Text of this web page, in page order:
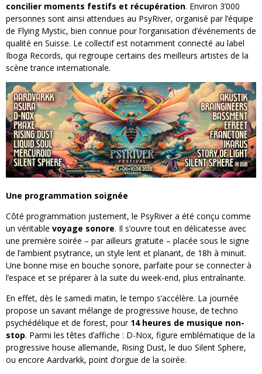
concilier moments festifs et récupération. Environ 3’000
personnes sont ainsi attendues au PsyRiver, organisé par l’équipe
de Flying Mystic, bien connue pour l’organisation d’événements de
qualité en Suisse. Le collectif est notamment connecté au label
Iboga Records, qui regroupe certains des meilleurs artistes de la
scène trance internationale.
Une programmation soignée
Côté programmation justement, le PsyRiver a été conçu comme
un véritable voyage sonore. Il s’ouvre tout en délicatesse avec
une première soirée – par ailleurs gratuite – placée sous le signe
de l’ambient psytrance, un style lent et planant, de 18h à minuit.
Une bonne mise en bouche sonore, parfaite pour se connecter à
l’espace et se préparer à la suite du week-end, plus entraînante.
En effet, dès le samedi matin, le tempo s’accélère. La journée
propose un savant mélange de progressive house, de techno
psychédélique et de forest, pour 14 heures de musique non-
stop. Parmi les têtes d’affiche : D-Nox, figure emblématique de la
progressive house allemande, Rising Dust, le duo Silent Sphere,
ou encore Aardvarkk, point d’orgue de la soirée.